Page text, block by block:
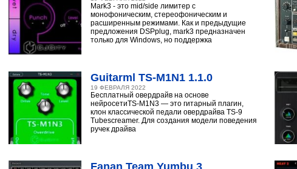
Mark3 - это mid/side лимитер с
монофоническим, стереофоническим и
расширенным режимами. Как и предыдущие
предложения DSPplug, mark3 предназначен
только для Windows, но поддержка
Guitarml TS-M1N1 1.1.0
19 ФЕВРАЛЯ 2022
Бесплатный овердрайв на основе
нейросетиTS-M1N3 — это гитарный плагин,
клон классической педали овердрайва TS-9
Tubescreamer. Для создания модели поведения
ручек драйва
Fanan Team Yumbu 3